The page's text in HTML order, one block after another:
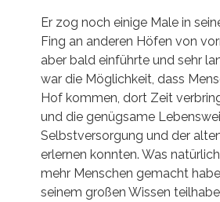
Er zog noch einige Male in
Fing an anderen Höfen von
aber bald einführte und sehr
war die Möglichkeit, dass
Hof kommen, dort Zeit
und die genügsame
Selbstversorgung und der
erlernen konnten. Was
mehr Menschen gemacht
seinem großen Wissen